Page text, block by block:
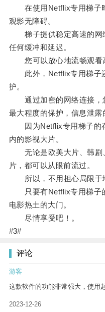
在使用Netflix专用梯子
观影无障碍。
梯子提供稳定高速的网
任何缓冲和延迟。
您可以放心地流畅观看
此外，Netflix专用梯子
护。
通过加密的网络连接，
最大程度的保护，信息泄露
因为Netflix专用梯子的
内的影视大片。
无论是欧美大片、韩剧
片，都可以从眼前流过。
所以，不用担心局限于
只要有Netflix专用梯子
电影热土的大门。
尽情享受吧！。
#3#
评论
游客
这款软件的功能非常强大，使用
2023-12-26